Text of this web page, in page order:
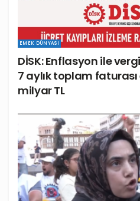
EMEK DÜNYASI
DİSK: Enflasyon ile
7 aylık toplam
milyar TL